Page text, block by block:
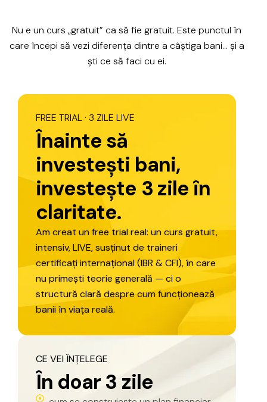
Nu e un curs „gratuit” ca să fie gratuit. Este punctul în
care începi să vezi diferența dintre a câștiga bani… și a
ști ce să faci cu ei.
FREE TRIAL · 3 ZILE LIVE
Înainte să
investești bani,
investește 3 zileîn
claritate.
Am creat un free trial real: un curs gratuit,
intensiv, LIVE, susținut de traineri
certificațiinternațional (IBR & CFI), în care
nu primești teorie generală — ci o
structură clară desprecum funcționează
banii în viața reală.
CE VEI ÎNȚELEGE
În doar 3 zile